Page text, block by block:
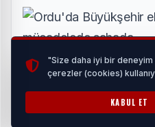
Ordu'da Büyükşehir
sahada
HABERI OKU
"Size daha iyi bir
çerezler (cookies)
KABUL ET